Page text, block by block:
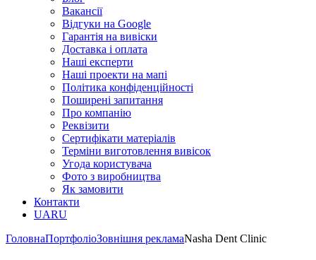
Вакансії
Відгуки на Google
Гарантія на вивіски
Доставка і оплата
Наші експерти
Наші проекти на мапі
Політика конфіденційності
Поширені запитання
Про компанію
Реквізити
Сертифікати матеріалів
Терміни виготовлення вивісок
Угода користувача
Фото з виробництва
Як замовити
Контакти
UARU
ГоловнаПортфоліоЗовнішня рекламаNasha Dent Clinic